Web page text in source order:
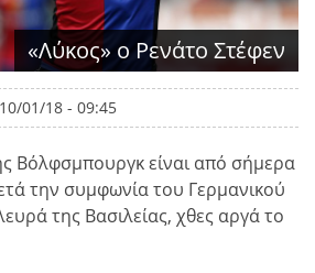
«Λύκος» ο Ρενάτο Στέφεν
10/01/18 - 09:45
Βόλφσμπουργκ είναι από σήμερα
την συμφωνία του Γερμανικού
της Βασιλείας, χθες αργά το